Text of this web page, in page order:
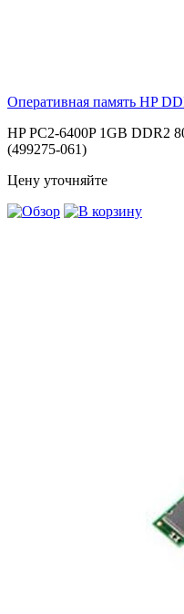
Оперативная память HP
HP PC2-6400P 1GB DDR2
(499275-061)
Цену уточняйте